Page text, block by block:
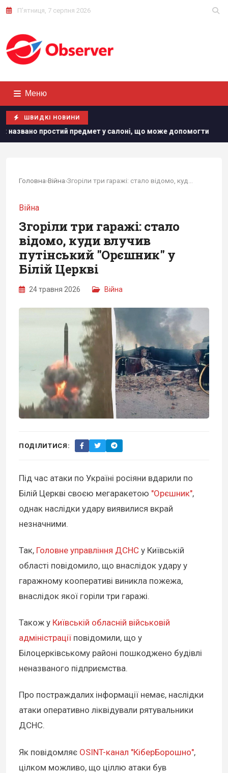
П'ятниця, 7 серпня 2026
Меню
ШВИДКІ НОВИНИ
предмет у салоні, що може допомогти "Нам самим
Головна›Війна›
Війна
Згоріли три гаражі: стало
відомо, куди влучив
путінський "Орєшник" у
Білій Церкві
24 травня 2026 Війна
ПОДІЛИТИСЯ:
Під час атаки по Україні росіяни вдарили по
Білій Церкві своєю мегаракетою "Орєшник",
однак наслідки удару виявилися вкрай
незначними.
Так, Головне управління ДСНС у Київській
області повідомило, що внаслідок удару у
гаражному кооперативі виникла пожежа,
внаслідок якої горіли три гаражі.
Також у Київській обласній військовій
адміністрації повідомили, що у
Білоцерківському районі пошкоджено будівлі
неназваного підприємства.
Про постраждалих інформації немає, наслідки
атаки оперативно ліквідували рятувальники
ДСНС.
Як повідомляє OSINT-канал "КіберБорошно",
цілком можливо, що ціллю атаки був